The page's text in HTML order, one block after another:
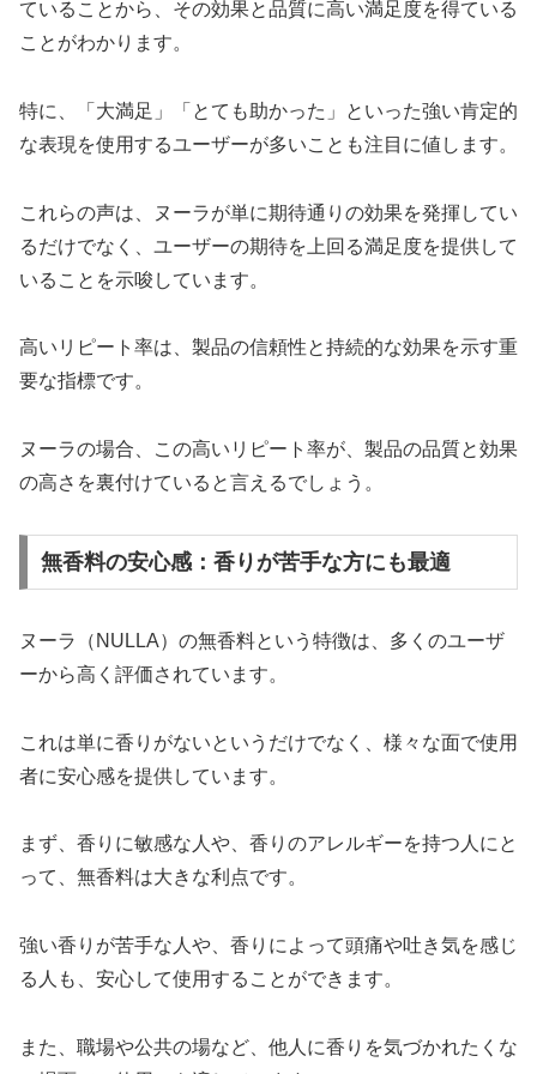
ていることから、その効果と品質に高い満足度を得ている
ことがわかります。
特に、「大満足」「とても助かった」といった強い肯定的
な表現を使用するユーザーが多いことも注目に値します。
これらの声は、ヌーラが単に期待通りの効果を発揮してい
るだけでなく、ユーザーの期待を上回る満足度を提供して
いることを示唆しています。
高いリピート率は、製品の信頼性と持続的な効果を示す重
要な指標です。
ヌーラの場合、この高いリピート率が、製品の品質と効果
の高さを裏付けていると言えるでしょう。
無香料の安心感：香りが苦手な方にも最適
ヌーラ（NULLA）の無香料という特徴は、多くのユーザ
ーから高く評価されています。
これは単に香りがないというだけでなく、様々な面で使用
者に安心感を提供しています。
まず、香りに敏感な人や、香りのアレルギーを持つ人にと
って、無香料は大きな利点です。
強い香りが苦手な人や、香りによって頭痛や吐き気を感じ
る人も、安心して使用することができます。
また、職場や公共の場など、他人に香りを気づかれたくな